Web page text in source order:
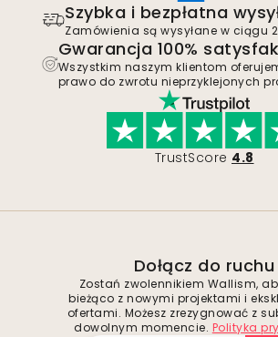
Szybka i bezpłatna
Zamówienia są wysyłane w ciągu
Gwarancja 100%
Wszystkim naszym klientom
prawo do zwrotu nieprzyklejonych
TrustScore 4.8
Dołącz do ruchu
Zostań zwolennikiem Wallism,
bieżąco z nowymi projektami i
ofertami. Możesz zrezygnować z
dowolnym momencie. Polityka